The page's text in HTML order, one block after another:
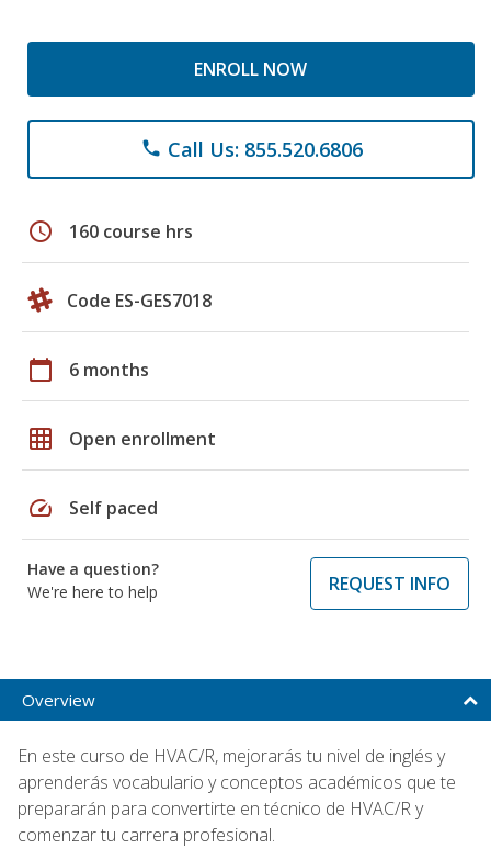
ENROLL NOW
phone Call Us: 855.520.6806
schedule 160 course hrs
Code ES-GES7018
calendar_today 6 months
grid_on Open enrollment
speed Self paced
Have a question?
We're here to help
REQUEST INFO
Overview
En este curso de HVAC/R, mejorarás tu nivel de inglés y
aprenderás vocabulario y conceptos académicos que te
prepararán para convertirte en técnico de HVAC/R y
comenzar tu carrera profesional.